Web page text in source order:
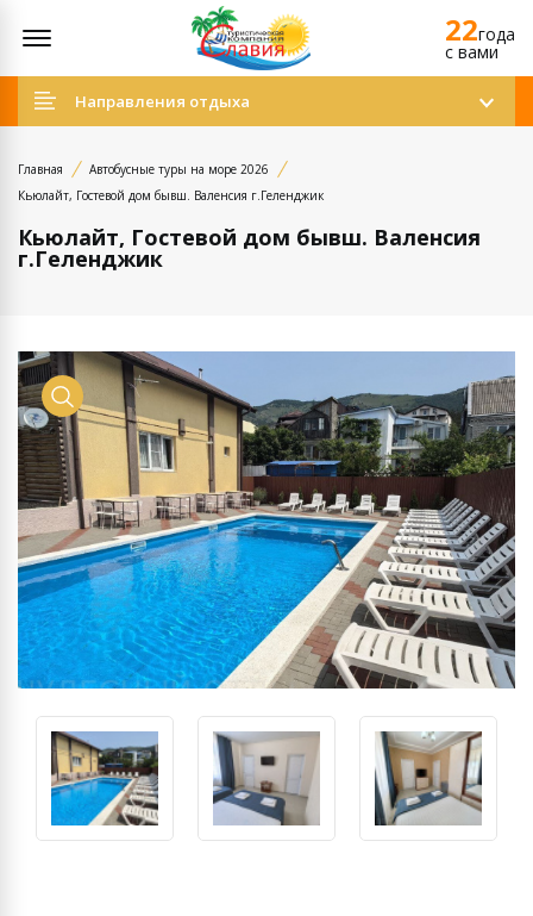
22года
c вами
Направления отдыха
Главная
Автобусные туры на море 2026
Кьюлайт, Гостевой дом бывш. Валенсия г.Геленджик
Кьюлайт, Гостевой дом бывш. Валенсия
г.Геленджик
Просмотр